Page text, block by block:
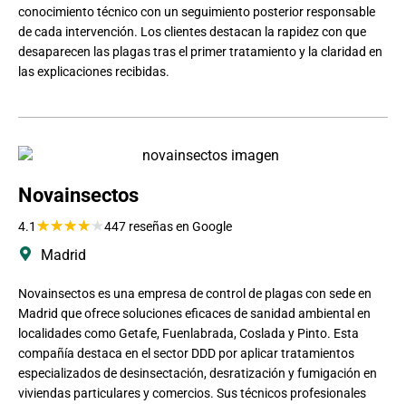
conocimiento técnico con un seguimiento posterior responsable
de cada intervención. Los clientes destacan la rapidez con que
desaparecen las plagas tras el primer tratamiento y la claridad en
las explicaciones recibidas.
Novainsectos
4.1 ★★★★★447 reseñas en Google
Madrid
Novainsectos es una empresa de control de plagas con sede en
Madrid que ofrece soluciones eficaces de sanidad ambiental en
localidades como Getafe, Fuenlabrada, Coslada y Pinto. Esta
compañía destaca en el sector DDD por aplicar tratamientos
especializados de desinsectación, desratización y fumigación en
viviendas particulares y comercios. Sus técnicos profesionales